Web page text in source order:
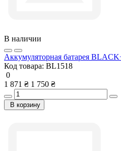
В наличии
Аккумуляторная батарея
Код товара: BL1518
0
1 871 ₴ 1 750 ₴
В корзину